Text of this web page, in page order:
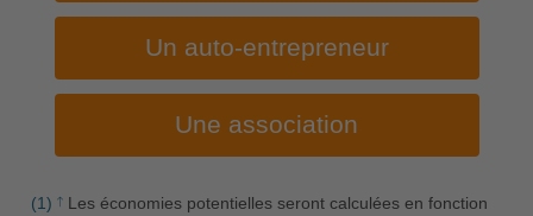
Un auto-entrepreneur
Une association
(1) Les économies potentielles seront calculées en fonction